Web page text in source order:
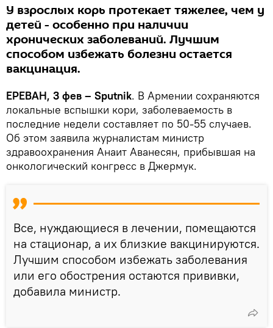
У взрослых корь протекает тяжелее, чем у
детей - особенно при наличии
хронических заболеваний. Лучшим
способом избежать болезни остается
вакцинация.
ЕРЕВАН, 3 фев – Sputnik. В Армении сохраняются
локальные вспышки кори, заболеваемость в
последние недели составляет по 50-55 случаев.
Об этом заявила журналистам министр
здравоохранения Анаит Аванесян, прибывшая на
онкологический конгресс в Джермук.
Все, нуждающиеся в лечении, помещаются
на стационар, а их близкие вакцинируются.
Лучшим способом избежать заболевания
или его обострения остаются прививки,
добавила министр.